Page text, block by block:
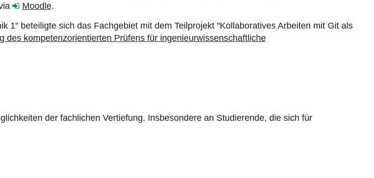
Moodle.
1" beteiligte sich das Fachgebiet mit dem Teilprojekt "Kollaboratives Arbeiten mit Git als
des kompetenzorientierten Prüfens für ingenieurwissenschaftliche
der fachlichen Vertiefung. Insbesondere an Studierende, die sich für